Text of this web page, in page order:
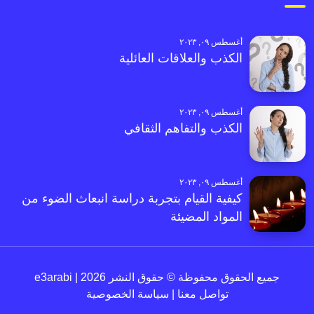
أغسطس ٠٩, ٢٠٢٣
الكذب والعلاقات العائلية
أغسطس ٠٩, ٢٠٢٣
الكذب والتفاهم الثقافي
أغسطس ٠٩, ٢٠٢٣
كيفية القيام بتجربة دراسة انبعاث الضوء من
المواد المضيئة
جميع الحقوق محفوظة © حقوق النشر 2026 | e3arabi
تواصل معنا
سياسة الخصوصية